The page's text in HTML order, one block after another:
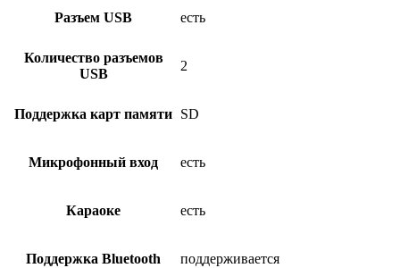
Разъем USB есть
Количество разъемов
USB
2
Поддержка карт памяти SD
Микрофонный вход есть
Караоке есть
Поддержка Bluetooth поддерживается